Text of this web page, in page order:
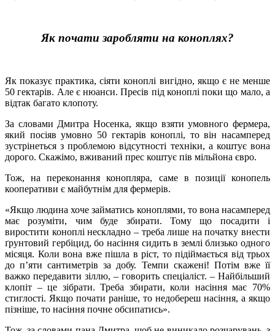
Як почати заробляти на коноплях?
Як показує практика, сіяти коноплі вигідно, якщо є не менше
50 гектарів. Але є нюанси. Пресів під коноплі поки що мало, а
відтак багато клопоту.
За словами Дмитра Носенка, якщо взяти умовного фермера,
який посіяв умовно 50 гектарів коноплі, то він насамперед
зустрінеться з проблемою відсутності техніки, а коштує вона
дорого. Скажімо, вживаний прес коштує пів мільйона євро.
Тож, на переконання конопляра, саме в позиції конопель
кооперативи є майбутнім для фермерів.
«Якщо людина хоче займатись коноплями, то вона насамперед
має розуміти, чим буде збирати. Тому що посадити і
виростити коноплі нескладно – треба лише на початку внести
ґрунтовий гербіцид, бо насіння сидить в землі близько одного
місяця. Коли вона вже пішла в ріст, то підіймається від трьох
до п’яти сантиметрів за добу. Темпи скажені! Потім вже її
важко передавити зіллю, – говорить спеціаліст. – Найбільший
клопіт – це зібрати. Треба збирати, коли насіння має 70%
стиглості. Якщо почати раніше, то недобереш насіння, а якщо
пізніше, то насіння почне обсипатись».